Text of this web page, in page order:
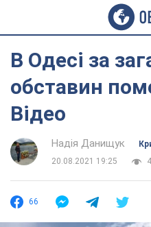
В Одесі за
обставин
Відео
Надія Данищук
20.08.2021 19:25
66